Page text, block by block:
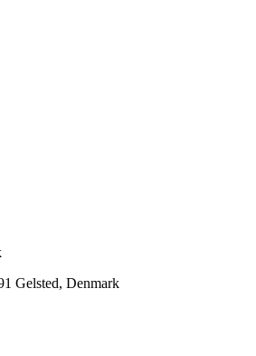
Gelsted, Denmark